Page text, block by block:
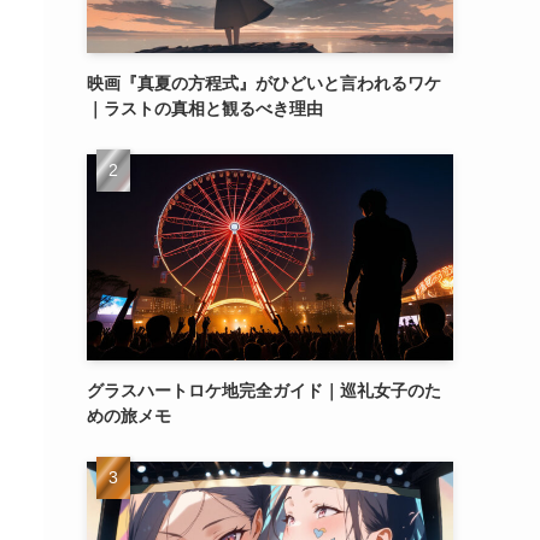
映画『真夏の方程式』がひどいと言われるワケ
｜ラストの真相と観るべき理由
グラスハートロケ地完全ガイド｜巡礼女子のた
めの旅メモ